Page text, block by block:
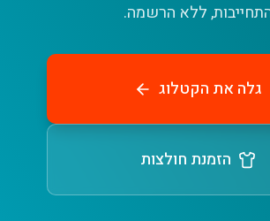
ללא הרשמה.
גלה את הקטלוג
הזמנת חולצות